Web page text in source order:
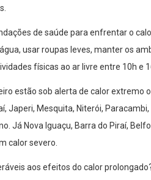
de saúde para enfrentar o
usar roupas leves, manter os
físicas ao ar livre entre 10h e
estão sob alerta de calor extremo
Japeri, Mesquita, Niterói,
Já Nova Iguaçu, Barra do Piraí,
calor severo.
aos efeitos do calor